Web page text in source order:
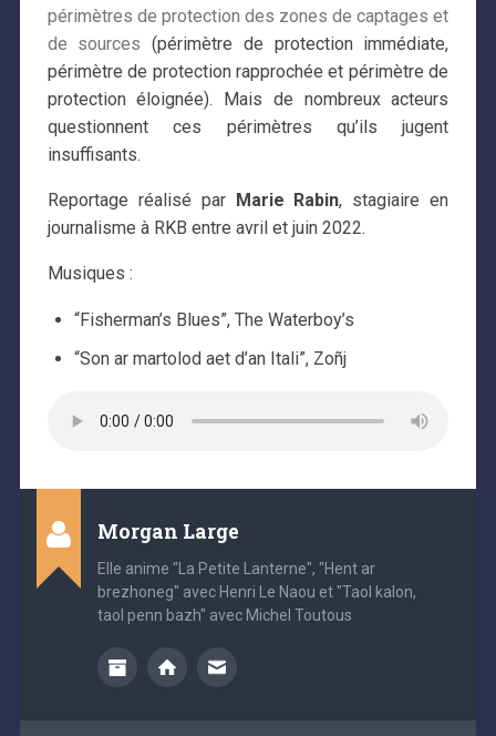
périmètres de protection des zones de captages et
de sources (périmètre de protection immédiate,
périmètre de protection rapprochée et périmètre de
protection éloignée). Mais de nombreux acteurs
questionnent ces périmètres qu’ils jugent
insuffisants.
Reportage réalisé parMarie Rabin, stagiaire en
journalisme à RKB entre avril et juin 2022.
Musiques :
“Fisherman’s Blues”, The Waterboy’s
“Son ar martolod aet d’an Itali”, Zoñj
Morgan Large
Elle anime "La Petite Lanterne", "Hent ar
brezhoneg" avec Henri Le Naou et "Taol kalon,
taol penn bazh" avec Michel Toutous